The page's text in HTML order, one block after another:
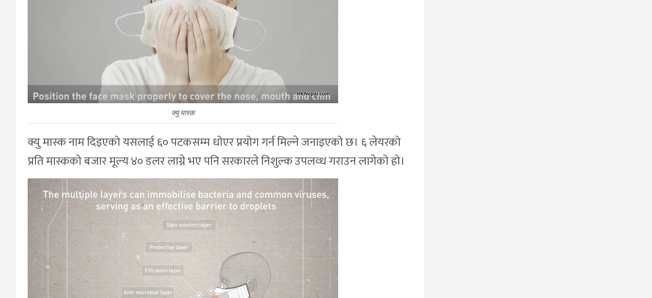
क्यु मास्क
क्यु मास्क नाम दिइएको यसलाई ६० पटकसम्म धोएर प्रयोग गर्न मिल्ने जनाइएको छ। ६ लेयरको
प्रति मास्कको बजार मूल्य ४० डलर लाग्ने भए पनि सरकारले निशुल्क उपलव्ध गराउन लागेको हो।